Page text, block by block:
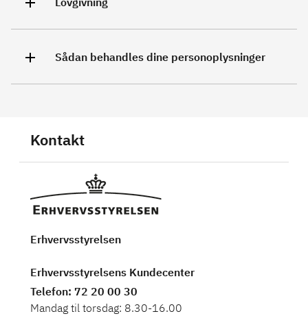
Sådan behandles dine personoplysninger
Kontakt
Erhvervsstyrelsen
Erhvervsstyrelsens Kundecenter
Telefon: 72 20 00 30
Mandag til torsdag: 8.30-16.00